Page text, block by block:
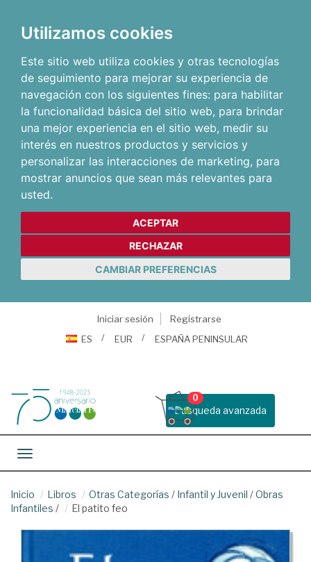
Utilizamos cookies
Este sitio web utiliza cookies y otras tecnologías
de seguimiento para mejorar su experiencia de
navegación con los siguientes fines: para habilitar
la funcionalidad básica del sitio web, para brindar
una mejor experiencia en el sitio web, medir su
interés en nuestros productos y servicios y
personalizar las interacciones de marketing, para
mostrar anuncios que sean más relevantes para
usted.
ACEPTAR
RECHAZAR
CAMBIAR PREFERENCIAS
Iniciar sesión
Registrarse
ES
EUR ESPAÑA PENINSULAR
Busqueda avanzada
0
Toggle navigation
Inicio Libros Otras Categorías / Infantil y Juvenil /Obras
Infantiles / El patito feo